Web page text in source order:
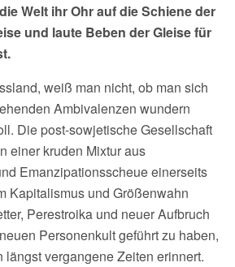
Welt ihr Ohr auf die Schiene der
und laute Beben der Gleise für
weiß man nicht, ob man sich
Ambivalenzen wundern
Die post-sowjetische Gesellschaft
einer kruden Mixtur aus
Emanzipationsscheue einerseits
Kapitalismus und Größenwahn
Perestroika und neuer Aufbruch
Personenkult geführt zu haben,
längst vergangene Zeiten erinnert.